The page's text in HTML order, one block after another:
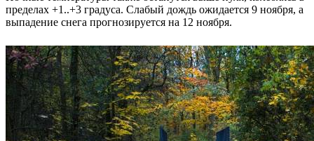
пределах +1..+3 градуса. Слабый дождь ожидается 9 ноября, а
выпадение снега прогнозируется на 12 ноября.